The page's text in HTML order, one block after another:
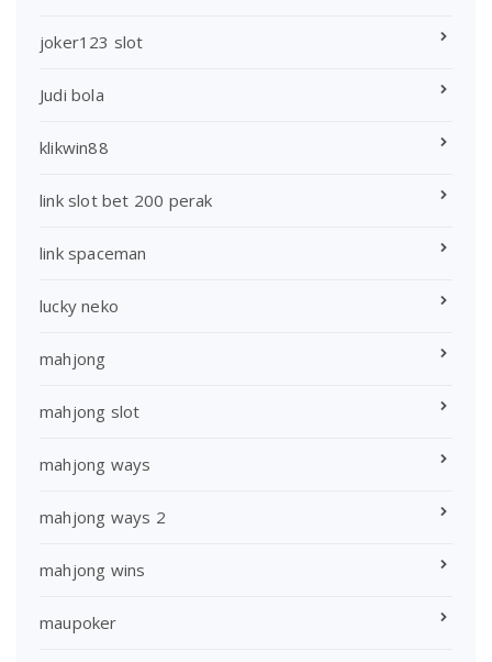
joker123 slot
Judi bola
klikwin88
link slot bet 200 perak
link spaceman
lucky neko
mahjong
mahjong slot
mahjong ways
mahjong ways 2
mahjong wins
maupoker